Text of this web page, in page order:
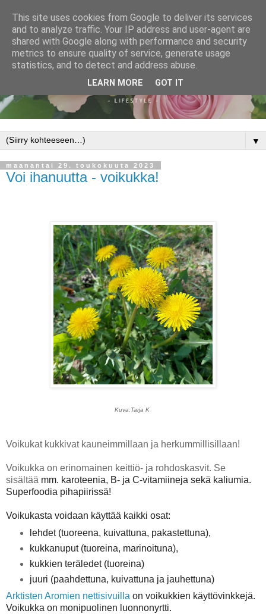
▼
maanantai 29. toukokuuta 2023
Voi ihanuutta - voikukka!
Kuva:Tarja K
Voikukat kukkivat kauneimmillaan ja herkummillisillaan!
Voikukka on erinomainen keittiö- ja rohdoskasvit. Se
sisältää mm. karoteenia, B- ja C-vitamiineja sekä kaliumia.
Superfoodia pihapiirissä!
Voikukasta voidaan käyttää kaikki osat:
lehdet (tuoreena, kuivattuna, pakastettuna),
kukkanuput (tuoreina, marinoituna),
kukkien teräledet (tuoreina)
juuri (paahdettuna, kuivattuna ja jauhettuna)
Arktisten Aromien nettisivuilla on voikukkien käyttövinkkejä.
Voikukka on monipuolinen luonnonyrtti.
This site uses cookies from Google to deliver its services
and to analyze traffic. Your IP address and user-agent are
shared with Google along with performance and security
metrics to ensure quality of service, generate usage
statistics, and to detect and address abuse.
LEARN MORE GOT IT